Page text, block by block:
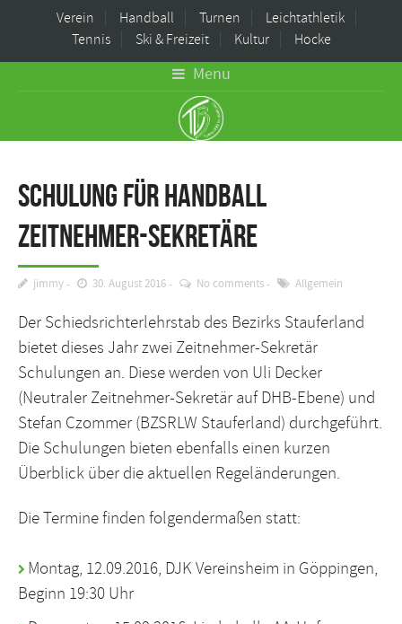
Verein Handball Turnen
Leichtathletik
Tennis
Ski & Freizeit Kultur Hocke
Menu
Schulung für Handball
Zeitnehmer-Sekretäre
jimmy 30. August 2016 No comments Allgemein
Der Schiedsrichterlehrstab des Bezirks Stauferland
bietet dieses Jahr zwei Zeitnehmer-Sekretär
Schulungen an. Diese werden von Uli Decker
(Neutraler Zeitnehmer-Sekretär auf DHB-Ebene) und
Stefan Czommer (BZSRLW Stauferland) durchgeführt.
Die Schulungen bieten ebenfalls einen kurzen
Überblick über die aktuellen Regeländerungen.
Die Termine finden folgendermaßen statt:
Montag, 12.09.2016, DJK Vereinsheim in Göppingen,
Beginn 19:30 Uhr